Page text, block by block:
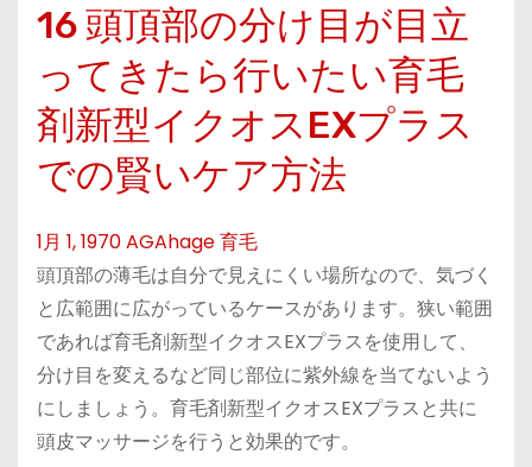
16 頭頂部の分け目が目立
ってきたら行いたい育毛
剤新型イクオスEXプラス
での賢いケア方法
1月 1, 1970AGAhage育毛
頭頂部の薄毛は自分で見えにくい場所なので、気づく
と広範囲に広がっているケースがあります。狭い範囲
であれば育毛剤新型イクオスEXプラスを使用して、
分け目を変えるなど同じ部位に紫外線を当てないよう
にしましょう。育毛剤新型イクオスEXプラスと共に
頭皮マッサージを行うと効果的です。